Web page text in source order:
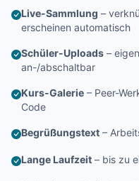
Live-Sammlung –
erscheinen automatisch
Schüler-Uploads –
an-/abschaltbar
Kurs-Galerie – Peer-
Code
Begrüßungstext –
Lange Laufzeit – bis zu